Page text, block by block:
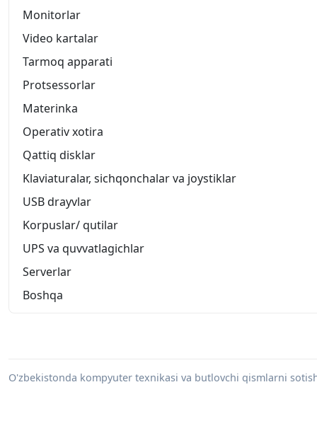
Monitorlar
Video kartalar
Tarmoq apparati
Protsessorlar
Materinka
Operativ xotira
Qattiq disklar
Klaviaturalar, sichqonchalar va joystiklar
USB drayvlar
Korpuslar/ qutilar
UPS va quvvatlagichlar
Serverlar
Boshqa
O'zbekistonda kompyuter texnikasi va butlovchi qismlarni